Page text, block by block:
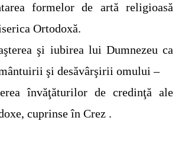
formelor de artă religioasă
Ortodoxă.
şi iubirea lui Dumnezeu ca
şi desăvârşirii omului –
învăţăturilor de credinţă ale
cuprinse în Crez .